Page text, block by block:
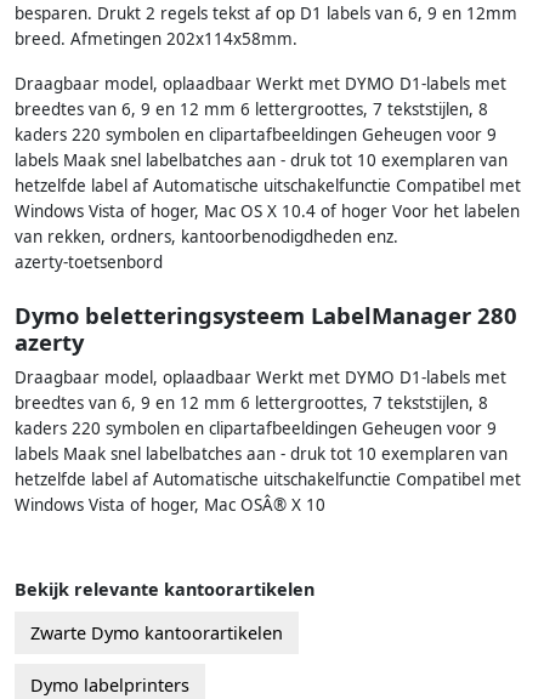
besparen. Drukt 2 regels tekst af op D1 labels van 6, 9 en 12mm
breed. Afmetingen 202x114x58mm.
Draagbaar model, oplaadbaar Werkt met DYMO D1-labels met
breedtes van 6, 9 en 12 mm 6 lettergroottes, 7 tekststijlen, 8
kaders 220 symbolen en clipartafbeeldingen Geheugen voor 9
labels Maak snel labelbatches aan - druk tot 10 exemplaren van
hetzelfde label af Automatische uitschakelfunctie Compatibel met
Windows Vista of hoger, Mac OS X 10.4 of hoger Voor het labelen
van rekken, ordners, kantoorbenodigdheden enz.
azerty-toetsenbord
Dymo beletteringsysteem LabelManager 280
azerty
Draagbaar model, oplaadbaar Werkt met DYMO D1-labels met
breedtes van 6, 9 en 12 mm 6 lettergroottes, 7 tekststijlen, 8
kaders 220 symbolen en clipartafbeeldingen Geheugen voor 9
labels Maak snel labelbatches aan - druk tot 10 exemplaren van
hetzelfde label af Automatische uitschakelfunctie Compatibel met
Windows Vista of hoger, Mac OSÂ® X 10
Bekijk relevante kantoorartikelen
Zwarte Dymo kantoorartikelen
Dymo labelprinters